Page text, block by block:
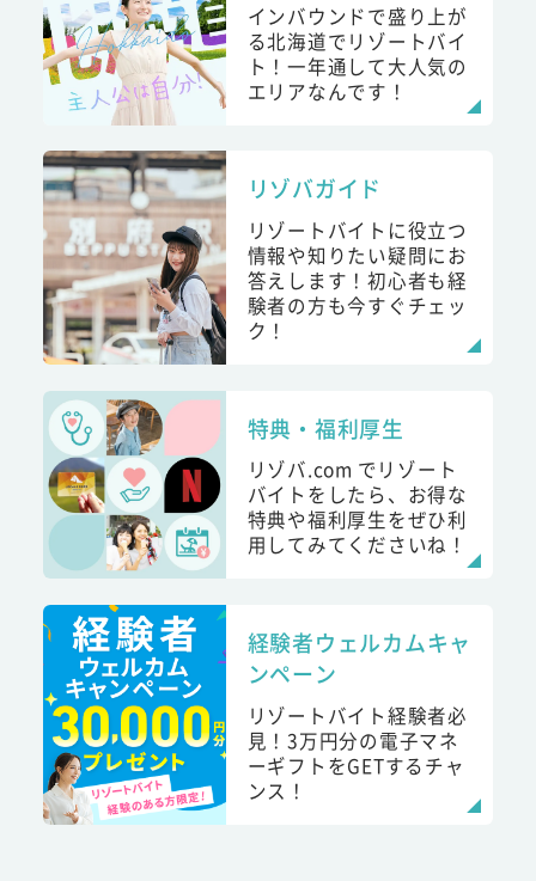
インバウンドで盛り上が
る北海道でリゾートバイ
ト！一年通して大人気の
エリアなんです！
リゾバガイド
リゾートバイトに役立つ
情報や知りたい疑問にお
答えします！初心者も経
験者の方も今すぐチェッ
ク！
特典・福利厚生
リゾバ.com でリゾート
バイトをしたら、お得な
特典や福利厚生をぜひ利
用してみてくださいね！
経験者ウェルカムキャ
ンペーン
リゾートバイト経験者必
見！3万円分の電子マネ
ーギフトをGETするチャ
ンス！